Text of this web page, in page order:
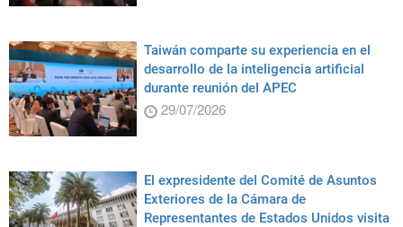
Taiwán comparte su experiencia en el
desarrollo de la inteligencia artificial
durante reunión del APEC
29/07/2026
El expresidente del Comité de Asuntos
Exteriores de la Cámara de
Representantes de Estados Unidos visita